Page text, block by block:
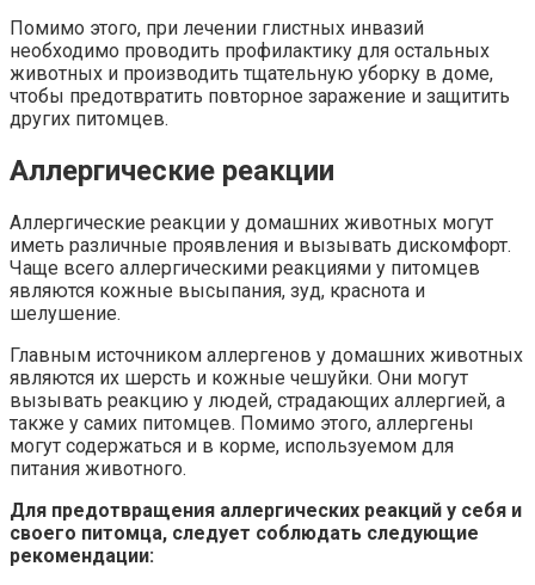
Помимо этого, при лечении глистных инвазий
необходимо проводить профилактику для остальных
животных и производить тщательную уборку в доме,
чтобы предотвратить повторное заражение и защитить
других питомцев.
Аллергические реакции
Аллергические реакции у домашних животных могут
иметь различные проявления и вызывать дискомфорт.
Чаще всего аллергическими реакциями у питомцев
являются кожные высыпания, зуд, краснота и
шелушение.
Главным источником аллергенов у домашних животных
являются их шерсть и кожные чешуйки. Они могут
вызывать реакцию у людей, страдающих аллергией, а
также у самих питомцев. Помимо этого, аллергены
могут содержаться и в корме, используемом для
питания животного.
Для предотвращения аллергических реакций у себя и
своего питомца, следует соблюдать следующие
рекомендации: